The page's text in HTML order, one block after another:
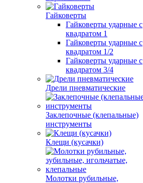
Гайковерты
Гайковерты ударные с
квадратом 1
Гайковерты ударные с
квадратом 1/2
Гайковерты ударные с
квадратом 3/4
Дрели пневматические
Заклепочные (клепальные)
инструменты
Клещи (кусачки)
Молотки рубильные,